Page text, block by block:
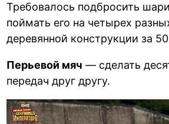
Требовалось подбросить
поймать его на четырех
деревянной конструкции за
Перьевой мяч — сделать
передач друг другу.